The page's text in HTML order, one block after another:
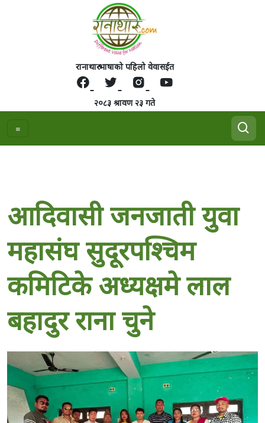
रानाथारु भाषाको पहिलो वेवासईत
२०८३ श्रावण २३ गते
आदिवासी जनजाती युवा
महासंघ सुदूरपश्चिम
कमिटिके अध्यक्षमे लाल
बहादुर राना चुने